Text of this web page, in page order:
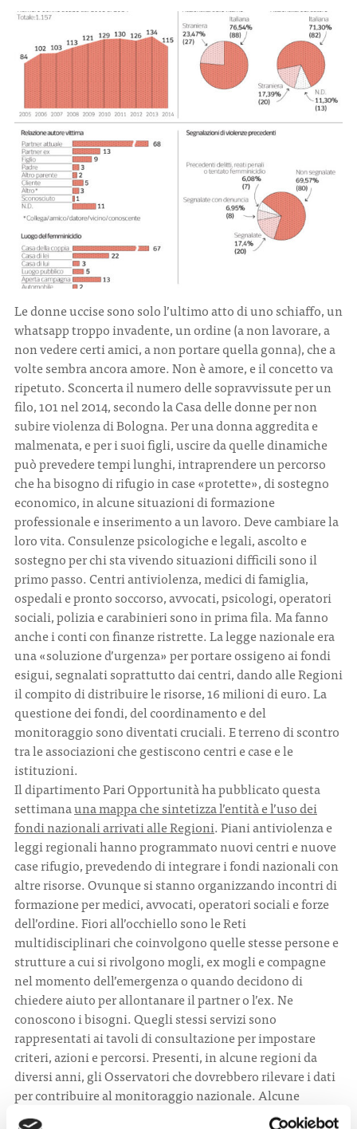
Le donne uccise sono solo l’ultimo atto di uno schiaffo, un
whatsapp troppo invadente, un ordine (a non lavorare, a
non vedere certi amici, a non portare quella gonna), che a
volte sembra ancora amore. Non è amore, e il concetto va
ripetuto. Sconcerta il numero delle sopravvissute per un
filo, 101 nel 2014, secondo la Casa delle donne per non
subire violenza di Bologna. Per una donna aggredita e
malmenata, e per i suoi figli, uscire da quelle dinamiche
può prevedere tempi lunghi, intraprendere un percorso
che ha bisogno di rifugio in case «protette», di sostegno
economico, in alcune situazioni di formazione
professionale e inserimento a un lavoro. Deve cambiare la
loro vita. Consulenze psicologiche e legali, ascolto e
sostegno per chi sta vivendo situazioni difficili sono il
primo passo. Centri antiviolenza, medici di famiglia,
ospedali e pronto soccorso, avvocati, psicologi, operatori
sociali, polizia e carabinieri sono in prima fila. Ma fanno
anche i conti con finanze ristrette. La legge nazionale era
una «soluzione d’urgenza» per portare ossigeno ai fondi
esigui, segnalati soprattutto dai centri, dando alle Regioni
il compito di distribuire le risorse, 16 milioni di euro. La
questione dei fondi, del coordinamento e del
monitoraggio sono diventati cruciali. E terreno di scontro
tra le associazioni che gestiscono centri e case e le
istituzioni.
Il dipartimento Pari Opportunità ha pubblicato questa
settimanauna mappa che sintetizza l’entità e l’uso dei
fondi nazionali arrivati alle Regioni. Piani antiviolenza e
leggi regionali hanno programmato nuovi centri e nuove
case rifugio, prevedendo di integrare i fondi nazionali con
altre risorse. Ovunque si stanno organizzando incontri di
formazione per medici, avvocati, operatori sociali e forze
dell’ordine. Fiori all’occhiello sono le Reti
multidisciplinari che coinvolgono quelle stesse persone e
strutture a cui si rivolgono mogli, ex mogli e compagne
nel momento dell’emergenza o quando decidono di
chiedere aiuto per allontanare il partner o l’ex. Ne
conoscono i bisogni. Quegli stessi servizi sono
rappresentati ai tavoli di consultazione per impostare
criteri, azioni e percorsi. Presenti, in alcune regioni da
diversi anni, gli Osservatori che dovrebbero rilevare i dati
per contribuire al monitoraggio nazionale. Alcune
Regioni tentano strumenti innovativi. La Lombardia, per